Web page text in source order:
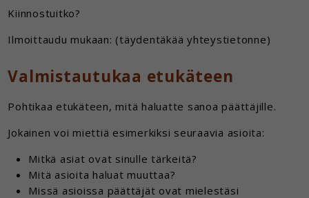
Kiinnostuitko?
Ilmoittaudu mukaan: (täydentäkää yhteystietonne)
Valmistautukaa etukäteen
Pohtikaa etukäteen, mitä haluatte sanoa päättäjille.
Jokainen voi miettiä esimerkiksi seuraavia asioita:
Mitkä asiat ovat sinulle tärkeitä?
Mitä asioita haluat muuttaa?
Missä asioissa päättäjät ovat mielestäsi